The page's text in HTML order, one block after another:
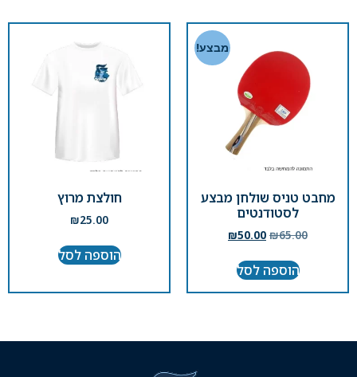
מבצע!
מחבט טניס שולחן מבצע
לסטודנטים
₪65.00
₪50.00
הוספה לסל
חולצת מרוץ
₪25.00
הוספה לסל